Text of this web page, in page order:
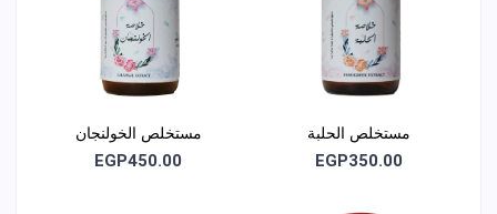
مستخلص الحلبة
EGP350.00
مستخلص الخولنجان
EGP450.00